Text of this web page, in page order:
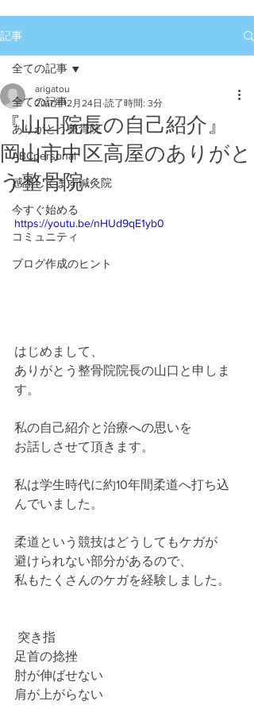
記事
全ての記事
ありがとう整骨院
ABCpersonal
感謝してます鍼灸院
今すぐ始める
コミュニティ
ブログ作成のヒント
全ての記事
『山口院長の自己紹介』
岡山市中区高屋のありがと
う整骨院
arigatou
2017年12月24日 読了時間: 3分
https://youtu.be/nHUd9qE1yb0
はじめまして、
ありがとう整骨院院長の山口と申しま
す。
私の自己紹介と治療への思いを
お話しさせて頂きます。
私は学生時代に約10年間柔道へ打ち込
んでいました。
柔道という競技はどうしてもケガが
避けられない部分があるので、
私もたくさんのケガを経験しました。
突き指
足首の捻挫
肘が伸ばせない
肩が上がらない